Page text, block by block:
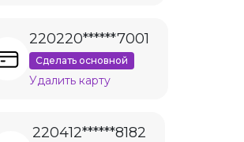
220220******7001
Сделать основной
Удалить карту
220412******8182